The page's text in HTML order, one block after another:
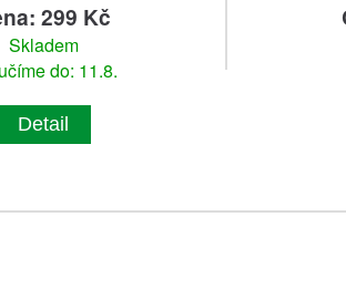
299 Kč
Skladem
do: 11.8.
Detail